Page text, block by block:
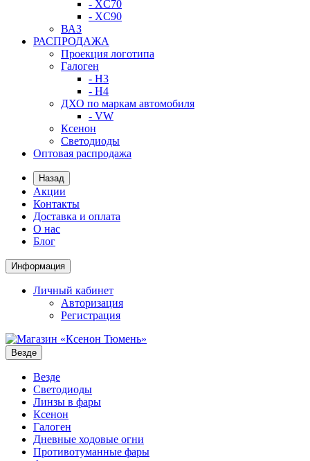
- XC70
- XC90
ВАЗ
РАСПРОДАЖА
Проекция логотипа
Галоген
- H3
- H4
ДХО по маркам автомобиля
- VW
Ксенон
Светодиоды
Оптовая распродажа
Назад
Акции
Контакты
Доставка и оплата
О нас
Блог
Информация
Личный кабинет
Авторизация
Регистрация
Везде
Везде
Светодиоды
Линзы в фары
Ксенон
Галоген
Дневные ходовые огни
Противотуманные фары